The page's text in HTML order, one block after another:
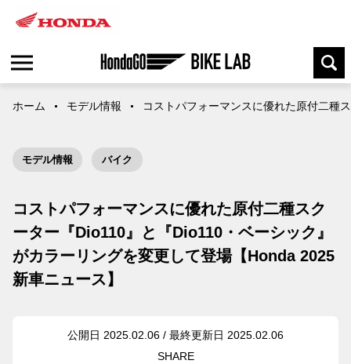
ホーム モデル情報 コストパフォーマンスに優れた原付二種
モデル情報 バイク
コストパフォーマンスに優れた原付二種スク
ーター『Dio110』と『Dio110・ベーシック』
がカラーリングを変更して登場【Honda 2025
新車ニュース】
公開日 2025.02.06 / 最終更新日 2025.02.06
SHARE